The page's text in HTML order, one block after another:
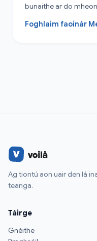
bunaithe ar do
Foghlaim faoinár
Ag tiontú aon uair den lá
teanga.
Táirge
Gnéithe